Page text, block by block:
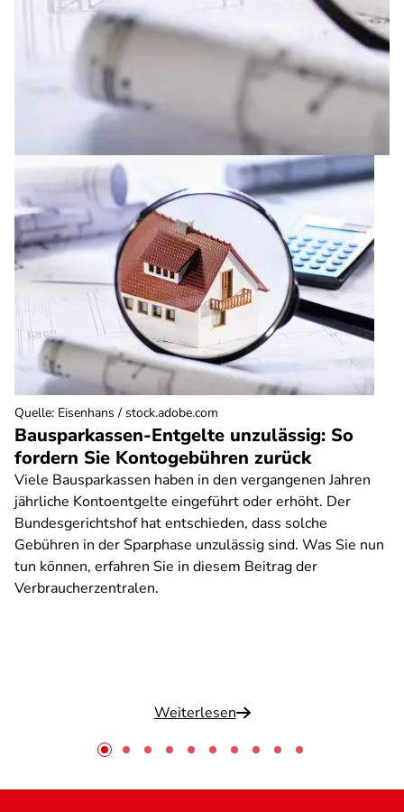
Bausparkassen-Entgelte unzulässig: So
fordern Sie Kontogebühren zurück
Viele Bausparkassen haben in den vergangenen Jahren
jährliche Kontoentgelte eingeführt oder erhöht. Der
Bundesgerichtshof hat entschieden, dass solche
Gebühren in der Sparphase unzulässig sind. Was Sie nun
tun können, erfahren Sie in diesem Beitrag der
Verbraucherzentralen.
Weiterlesen
Quelle: Eisenhans / stock.adobe.com